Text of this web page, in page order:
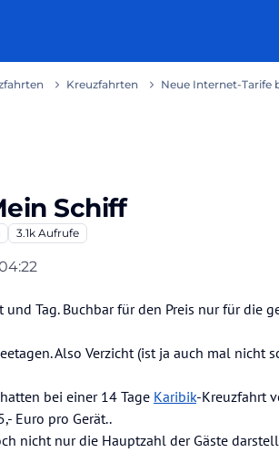
Kreuzfahrten Neue Internet-Tarife
Schiff
3.1k Aufrufe
Tag. Buchbar für den Preis nur für die
Also Verzicht (ist ja auch mal nicht
bei einer 14 Tage Karibik-Kreuzfahrt
Euro pro Gerät..
nicht nur die Hauptzahl der Gäste